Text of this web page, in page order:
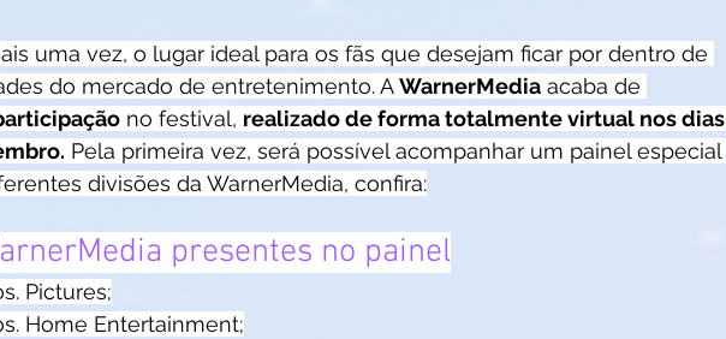
uma vez, o lugar ideal para os fãs que desejam ficar por dentro de
do mercado de entretenimento. A WarnerMedia acaba de
no festival, realizado de forma totalmente virtual nos dias
Pela primeira vez, será possível acompanhar um painel especial
divisões da WarnerMedia, confira:
presentes no painel
Pictures;
Home Entertainment;